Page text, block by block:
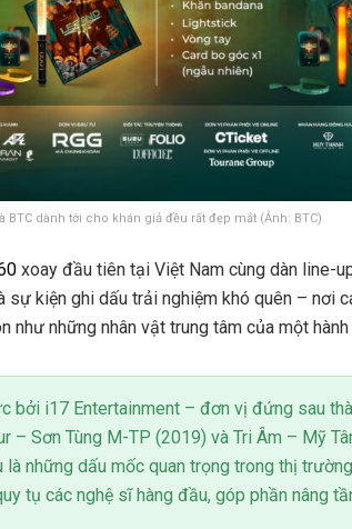
BTC dành tới cho khán giả đều rất đẹp mắt (Ảnh: BTC)
xoay đầu tiên tại Việt Nam cùng dàn line-
kiện ghi dấu trải nghiệm khó quên – nơi
những nhân vật trung tâm của một hành
bởi i17 Entertainment – đơn vị đứng sau
– Sơn Tùng M-TP (2019) và Tri Âm – Mỹ
những dấu mốc quan trọng trong thị
tụ các nghệ sĩ hàng đầu, góp phần nâng